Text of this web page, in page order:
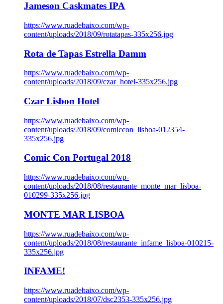
Jameson Caskmates IPA
https://www.ruadebaixo.com/wp-
content/uploads/2018/09/rotatapas-335x256.jpg
Rota de Tapas Estrella Damm
https://www.ruadebaixo.com/wp-
content/uploads/2018/09/czar_hotel-335x256.jpg
Czar Lisbon Hotel
https://www.ruadebaixo.com/wp-
content/uploads/2018/09/comiccon_lisboa-012354-
335x256.jpg
Comic Con Portugal 2018
https://www.ruadebaixo.com/wp-
content/uploads/2018/08/restaurante_monte_mar_lisboa-
010299-335x256.jpg
MONTE MAR LISBOA
https://www.ruadebaixo.com/wp-
content/uploads/2018/08/restaurante_infame_lisboa-010215-
335x256.jpg
INFAME!
https://www.ruadebaixo.com/wp-
content/uploads/2018/07/dsc2353-335x256.jpg